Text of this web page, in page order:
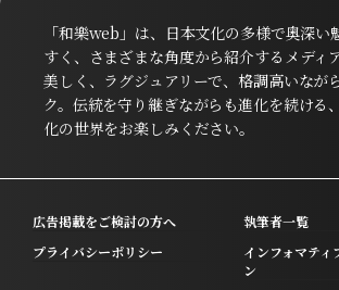
「和樂web」は、日本文化の多様で奥深い
すく、さまざまな角度から紹介するメディア
美しく、ラグジュアリーで、格調高いなが
ク。伝統を守り継ぎながらも進化を続ける
化の世界をお楽しみください。
広告掲載をご検討の方へ
執筆者一覧
プライバシーポリシー
インフォマティ
ン